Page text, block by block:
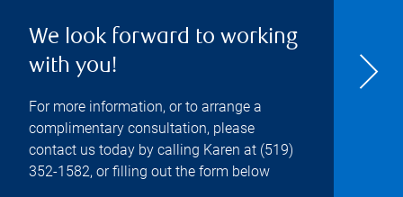
We look forward to working
with you!
For more information, or to arrange a
complimentary consultation, please
contact us today by calling Karen at (519)
352-1582, or filling out the form below